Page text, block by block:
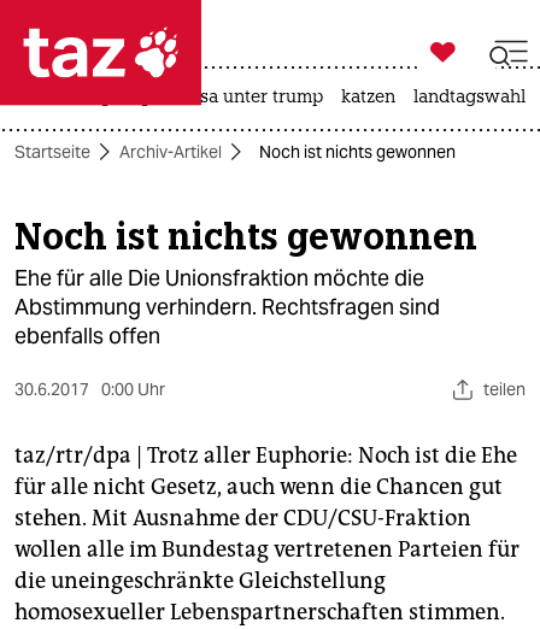
 taz zahl ich
taz zahl ich
themen
politik
öko
gesellschaft
sport
berlin
nord

taz zahl ich
usa unter trump katzen landtagswahl
Startseite Archiv-Artikel Noch ist nichts gewonnen
Noch ist nichts gewonnen
Ehe für alle Die Unionsfraktion möchte die
Abstimmung verhindern. Rechtsfragen sind
ebenfalls offen
30.6.2017 0:00 Uhr teilen
taz/rtr/dpa | Trotz aller Euphorie: Noch ist die Ehe
für alle nicht Gesetz, auch wenn die Chancen gut
stehen. Mit Ausnahme der CDU/CSU-Fraktion
wollen alle im Bundestag vertretenen Parteien für
die uneingeschränkte Gleichstellung
homosexueller Lebenspartnerschaften stimmen.